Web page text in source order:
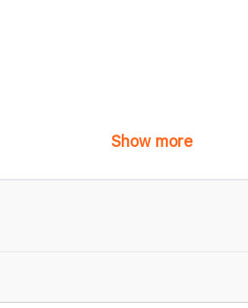
Show more